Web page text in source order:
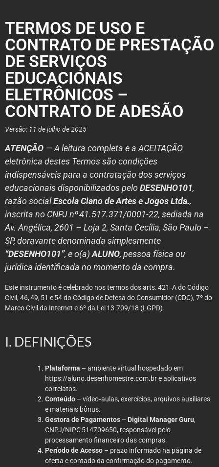
TERMOS DE USO E
CONTRATO DE PRESTAÇÃO
DE SERVIÇOS
EDUCACIONAIS
ELETRÔNICOS –
CONTRATO DE ADESÃO
Versão: 11 de julho de 2025
ATENÇÃO — A leitura completa e a ACEITAÇÃO
eletrônica destes Termos são condições
indispensáveis para a contratação dos serviços
educacionais disponibilizados pelo DESENHO101,
razão socialEscola Ciano de Artes e Jogos Ltda.,
inscrita no CNPJ nº 41.517.371/0001-22, sediada na
Av. Angélica, 2601 – Loja 2, Santa Cecília, São Paulo –
SP, doravante denominada simplesmente
“DESENHO101”, e o(a)ALUNO, pessoa física ou
jurídica identificada no momento da compra.
Este instrumento é celebrado nos termos dos arts. 421‑A do Código
Civil, 46, 49, 51 e 54 do Código de Defesa do Consumidor (CDC), 7º do
Marco Civil da Internet e 6º da Lei 13.709/18 (LGPD).
I. DEFINIÇÕES
Plataforma – ambiente virtual hospedado em
https://aluno.desenhomestre.com.bre aplicativos
correlatos.
Conteúdo – vídeo‑aulas, exercícios, arquivos auxiliares
e materiais bônus.
Gestora de Pagamentos – Digital Manager Guru,
CNPJ/NIPC 514709650, responsável pelo
processamento financeiro das compras.
Período de Acesso – prazo informado na página de
oferta e contado da confirmação do pagamento.